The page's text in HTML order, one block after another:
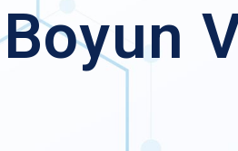
Boyun